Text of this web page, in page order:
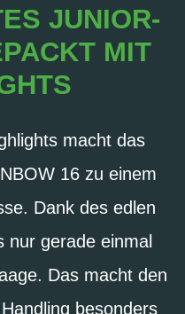
JUNIOR-
MIT
macht das
16 zu einem
Dank des edlen
nur gerade einmal
Das macht den
besonders